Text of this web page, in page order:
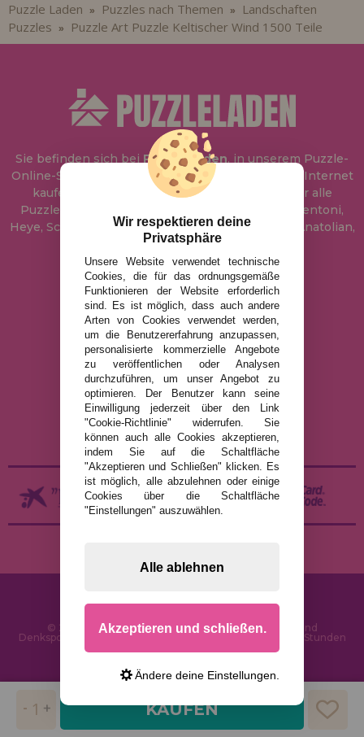
KAUFEN
Puzzle Laden » Puzzles nach Themen »
Landschaften
Puzzles » Puzzle Art Puzzle Keltischer Wind 1500 Teile
Sie befinden sich bei Puzzle Laden, in unserem Puzzle-
Online-Shop, wo Sie Puzzle zum besten Preis im Internet
kaufen können. In unserem Katalog führen wir alle
Puzzles der Marken Educa, Ravensburger, Clementoni,
Heye, Schmidt, Castorland, Jumbo, Trefl, Piatnik, Anatolian,
Art Puzzle, Gibsons und viele mehr.
info@puzzleladen.de
RECHTLICHE HINWEISE
DATENSCHUTZRICHTLINIE
COOKIE-RICHTLINIE
VERSAND UND RÜCKGABE
RÜCKGABE / WIDERRUF
© 2026 PuzzleLaden.de - Online-Shop für Puzzles und
Denksportaufgaben im Internet. Schnelle Lieferung in 24 Stunden
Wir respektieren deine
Privatsphäre
Unsere Website verwendet technische
Cookies, die für das ordnungsgemäße
Funktionieren der Website erforderlich
sind. Es ist möglich, dass auch andere
Arten von Cookies verwendet werden,
um die Benutzererfahrung anzupassen,
personalisierte kommerzielle Angebote
zu veröffentlichen oder Analysen
durchzuführen, um unser Angebot zu
optimieren. Der Benutzer kann seine
Einwilligung jederzeit über den Link
"Cookie-Richtlinie" widerrufen. Sie
können auch alle Cookies akzeptieren,
indem Sie auf die Schaltfläche
"Akzeptieren und Schließen" klicken. Es
ist möglich, alle abzulehnen oder einige
Cookies über die Schaltfläche
"Einstellungen" auszuwählen.
Alle ablehnen
Akzeptieren und schließen.
Ändere deine Einstellungen.